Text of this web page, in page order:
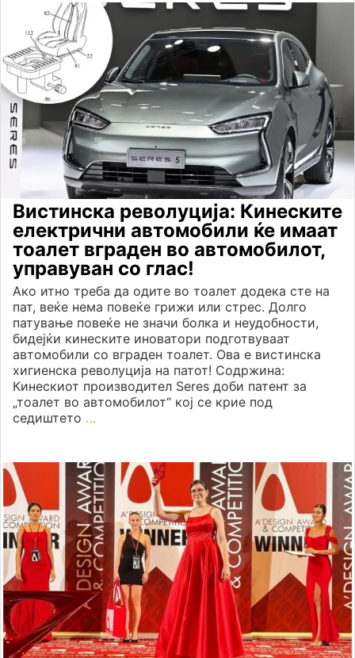
Вистинска револуција: Кинеските
електрични автомобили ќе имаат
тоалет вграден во автомобилот,
управуван со глас!
Ако итно треба да одите во тоалет додека сте на
пат, веќе нема повеќе грижи или стрес. Долго
патување повеќе не значи болка и неудобности,
бидејќи кинеските иноватори подготвуваат
автомобили со вграден тоалет. Ова е вистинска
хигиенска револуција на патот! Содржина:
Кинескиот производител Seres доби патент за
„тоалет во автомобилот“ кој се крие под
седиштето …